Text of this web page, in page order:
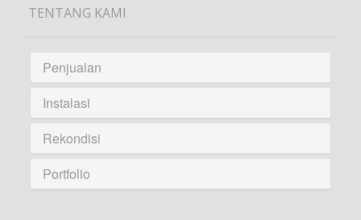
TENTANG KAMI
Penjualan
Instalasi
Rekondisi
Portfolio